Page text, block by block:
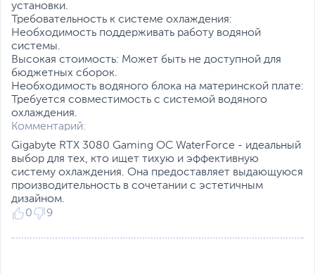
Охлаждение
Lite Hash Rate (LHR) Нет
Подсветка Есть
Основной цвет Комбинированный
Дополнительно
Микроархитектура
Тензорные ядра 3-го
поколения
Защитная задняя панель
Подсветка RGB Fusion
Размеры и вес
Длина видеокарты,
310
установки.
Требовательность к системе охлаждения:
Необходимость поддерживать работу водяной
системы.
Высокая стоимость: Может быть не доступной для
бюджетных сборок.
Необходимость водяного блока на материнской плате:
Требуется совместимость с системой водяного
охлаждения.
Комментарий:
Gigabyte RTX 3080 Gaming OC WaterForce - идеальный
выбор для тех, кто ищет тихую и эффективную
систему охлаждения. Она предоставляет выдающуюся
производительность в сочетании с эстетичным
дизайном.
0
9